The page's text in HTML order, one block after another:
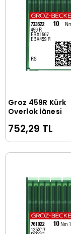
Sepete
Groz 459R Kürk
Overlok İğnesi
752,29 TL